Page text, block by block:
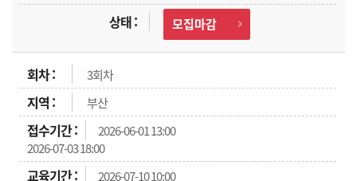
모집마감
3회차
부산
2026-06-01 13:00
2026-07-03 18:00
2026-07-10 10:00